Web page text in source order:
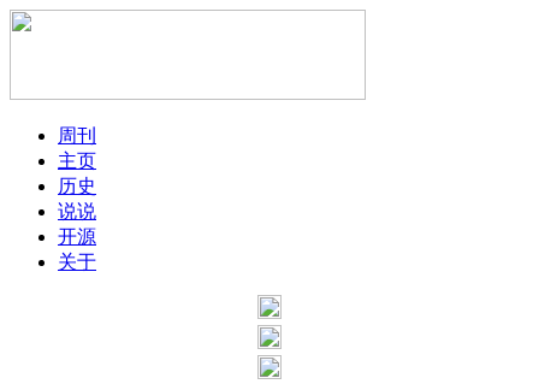
周刊
主页
历史
说说
开源
关于